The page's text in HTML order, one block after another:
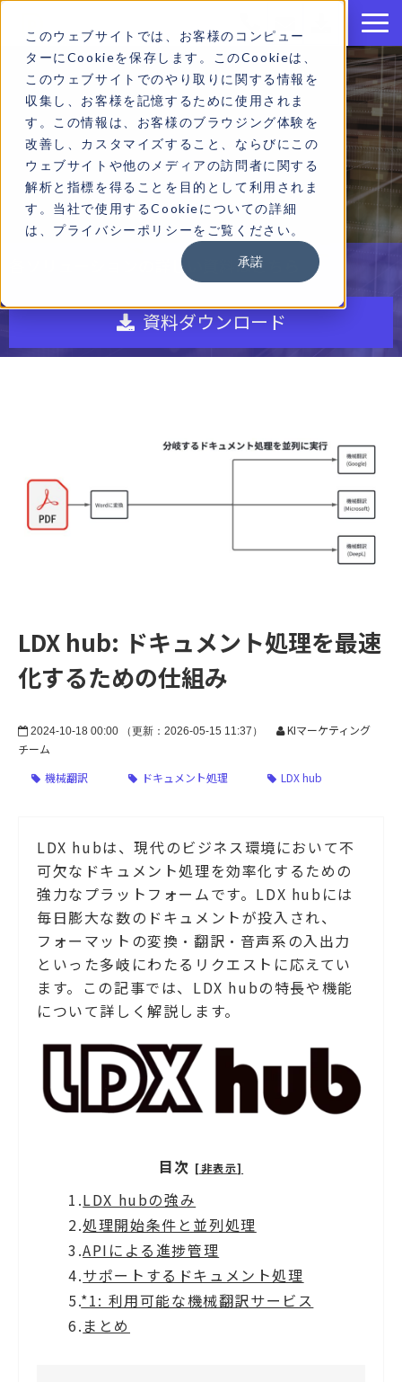
このウェブサイトでは、お客様のコンピュー
ターにCookieを保存します。このCookieは、
このウェブサイトでのやり取りに関する情報を
収集し、お客様を記憶するために使用されま
す。この情報は、お客様のブラウジング体験を
改善し、カスタマイズすること、ならびにこの
ウェブサイトや他のメディアの訪問者に関する
解析と指標を得ることを目的として利用されま
す。当社で使用するCookieについての詳細
は、プライバシーポリシーをご覧ください。
承諾
ブログ
各ソリューションの詳しい資料はこちら
資料ダウンロード
LDX hub: ドキュメント処理を最速
化するための仕組み
2024-10-18 00:00 （更新：2026-05-15 11:37）
KIマーケティング
チーム
機械翻訳
ドキュメント処理 LDX hub
LDX hubは、現代のビジネス環境において不
可欠なドキュメント処理を効率化するための
強力なプラットフォームです。LDX hubには
毎日膨大な数のドキュメントが投入され、
フォーマットの変換・翻訳・音声系の入出力
といった多岐にわたるリクエストに応えてい
ます。この記事では、LDX hubの特長や機能
について詳しく解説します。
目次 [非表示]
1.LDX hubの強み
2.処理開始条件と並列処理
3.APIによる進捗管理
4.サポートするドキュメント処理
5.*1: 利用可能な機械翻訳サービス
6. まとめ